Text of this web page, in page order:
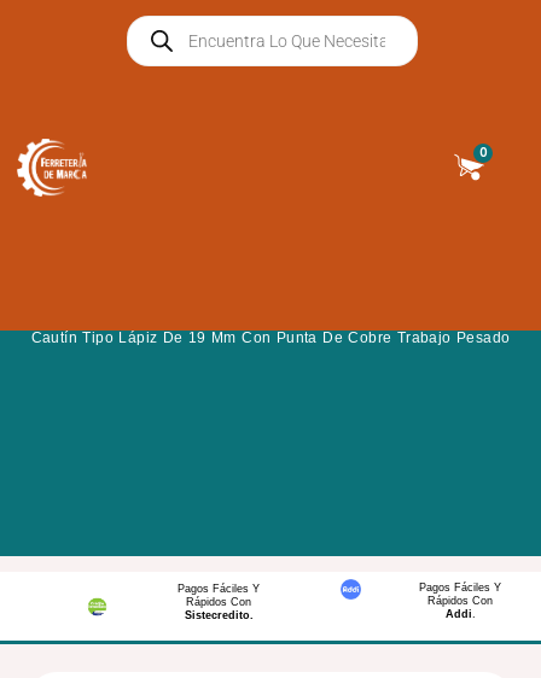
Búsqueda
De
Productos
0
Cart
Cautín Tipo Lápiz De 19 Mm Con Punta De Cobre Trabajo Pesado
Pagos Fáciles Y
Rápidos Con
Sistecredito.
Pagos Fáciles Y
Rápidos Con
Addi.